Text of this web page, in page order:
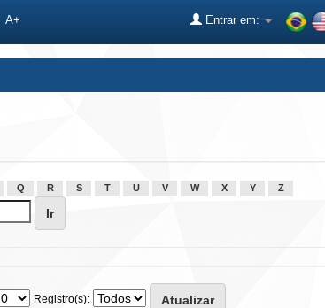
A+ Entrar em:
Q R S T U V W X Y Z
Registro(s):